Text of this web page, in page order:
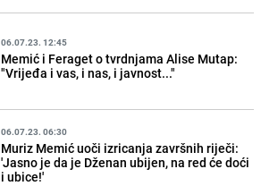
06.07.23. 12:45
Memić i Feraget o tvrdnjama Alise Mutap:
"Vrijeđa i vas, i nas, i javnost..."
06.07.23. 06:30
Muriz Memić uoči izricanja završnih riječi:
'Jasno je da je Dženan ubijen, na red će doći
i ubice!'